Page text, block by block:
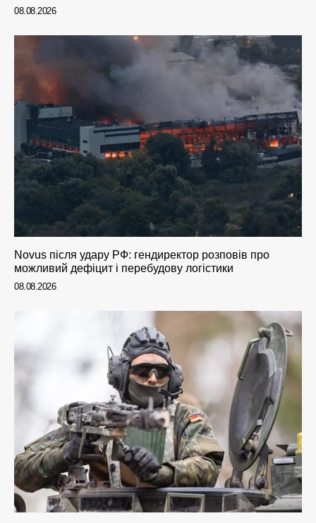
08.08.2026
Novus після удару РФ: гендиректор розповів про
можливий дефіцит і перебудову логістики
08.08.2026